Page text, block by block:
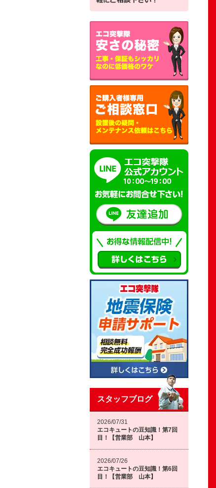
スタッフブログ
2026/07/31
エコキュートの豆知識！第7回
目！【営業部 山本】
2026/07/26
エコキュートの豆知識！第6回
目！【営業部 山本】